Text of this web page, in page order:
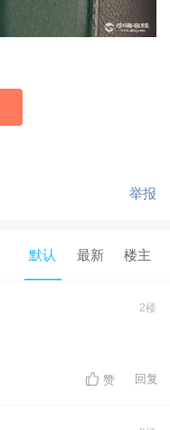
举报
默认 最新 楼主
2楼
赞 回复